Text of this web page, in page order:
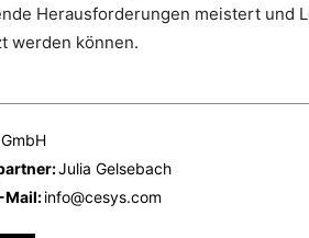
Herausforderungen meistert und
werden können.
Julia Gelsebach
Mail:info@cesys.com